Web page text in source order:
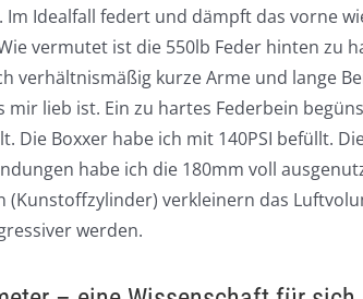
Im Idealfall federt und dämpft das vorne
vermutet ist die 550lb Feder hinten zu
verhältnismäßig kurze Arme und lange
mir lieb ist. Ein zu hartes Federbein
Die Boxxer habe ich mit 140PSI befüllt.
habe ich die 180mm voll
(Kunstoffzylinder) verkleinern das
werden.